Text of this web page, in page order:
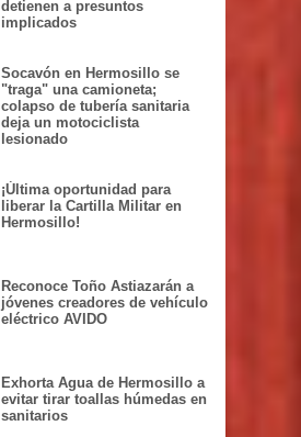
detienen a presuntos
implicados
Socavón en Hermosillo se
"traga" una camioneta;
colapso de tubería sanitaria
deja un motociclista
lesionado
¡Última oportunidad para
liberar la Cartilla Militar en
Hermosillo!
Reconoce Toño Astiazarán a
jóvenes creadores de vehículo
eléctrico AVIDO
Exhorta Agua de Hermosillo a
evitar tirar toallas húmedas en
sanitarios